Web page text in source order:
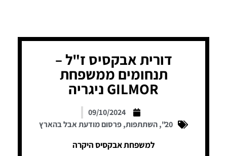
דורית אבקסיס ז"ל –
תנחומים ממשפחת
GILMOR ניגריה
09/10/2024
20"
,השתתפות,פרסום מודעת אבל בהארץ
למשפחת אבקסיס היקרה